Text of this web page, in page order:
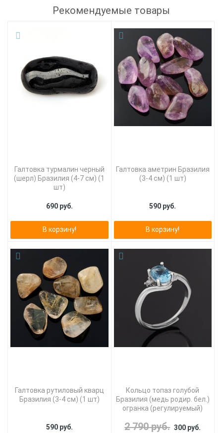
Рекомендуемые товары
Галтовка турмалин черный
(шерл) Бразилия (4-7 см) (1
шт)
690 руб.
В корзину!
Галтовка аметрин Бразилия
(3-4 см) (1 шт)
590 руб.
В корзину!
Галтовка рутиловый кварц
Бразилия (3-4 см) (1 шт)
590 руб.
Кольцо топаз голубой
Бразилия (медь родир. бел.)
огранка (регулируемый)
2 790 руб. 300 руб.